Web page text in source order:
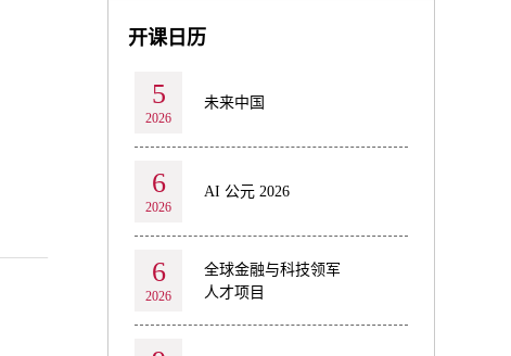
开课日历
5
2026
未来中国
6
2026
AI 公元 2026
6
2026
全球金融与科技领军
人才项目